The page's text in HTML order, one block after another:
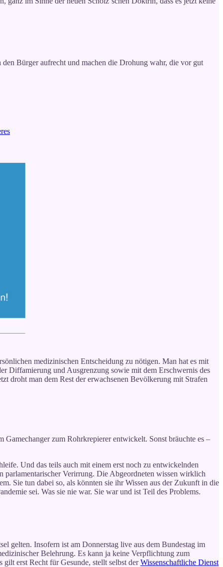
Bürger aufrecht und machen die Drohung wahr, die vor gut
medizinischen Entscheidung zu nötigen. Man hat es mit
Diffamierung und Ausgrenzung sowie mit dem Erschwernis des
droht man dem Rest der erwachsenen Bevölkerung mit Strafen
zum Rohrkrepierer entwickelt. Sonst bräuchte es –
Und das teils auch mit einem erst noch zu entwickelnden
parlamentarischer Verirrung. Die Abgeordneten wissen wirklich
Sie tun dabei so, als könnten sie ihr Wissen aus der Zukunft in die
sei. Was sie nie war. Sie war und ist Teil des Problems.
gelten. Insofern ist am Donnerstag live aus dem Bundestag im
Belehrung. Es kann ja keine Verpflichtung zum
gilt erst Recht für Gesunde, stellt selbst derWissenschaftliche Dienst